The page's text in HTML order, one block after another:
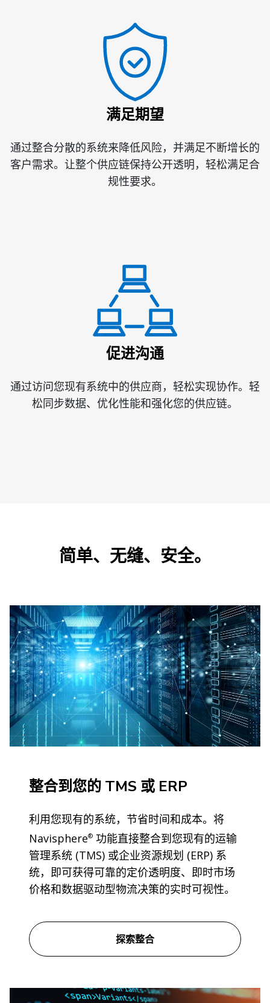
满足期望
通过整合分散的系统来降低风险，并满足不断增长的
客户需求。让整个供应链保持公开透明，轻松满足合
规性要求。
促进沟通
通过访问您现有系统中的供应商，轻松实现协作。轻
松同步数据、优化性能和强化您的供应链。
简单、无缝、安全。
整合到您的 TMS 或 ERP
利用您现有的系统，节省时间和成本。将
Navisphere® 功能直接整合到您现有的运输
管理系统 (TMS) 或企业资源规划 (ERP) 系
统，即可获得可靠的定价透明度、即时市场
价格和数据驱动型物流决策的实时可视性。
探索整合